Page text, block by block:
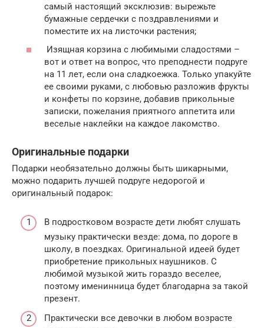
самый настоящий эксклюзив: вырежьте
бумажные сердечки с поздравлениями и
поместите их на листочки растения;
Изящная корзина с любимыми сладостями –
вот и ответ на вопрос, что преподнести подруге
на 11 лет, если она сладкоежка. Только упакуйте
ее своими руками, с любовью разложив фрукты
и конфеты по корзине, добавив прикольные
записки, пожелания приятного аппетита или
веселые наклейки на каждое лакомство.
Оригинальные подарки
Подарки необязательно должны быть шикарными,
можно подарить лучшей подруге недорогой и
оригинальный подарок:
В подростковом возрасте дети любят слушать
музыку практически везде: дома, по дороге в
школу, в поездках. Оригинальной идеей будет
приобретение прикольных наушников. С
любимой музыкой жить гораздо веселее,
поэтому именинница будет благодарна за такой
презент.
Практически все девочки в любом возрасте